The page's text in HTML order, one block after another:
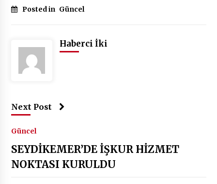
Seydikemer Belediye Meclisi Ekim Ayı
Posted in Güncel
Haberci İki
Next Post
Güncel
SEYDİKEMER’DE İŞKUR HİZMET
NOKTASI KURULDU